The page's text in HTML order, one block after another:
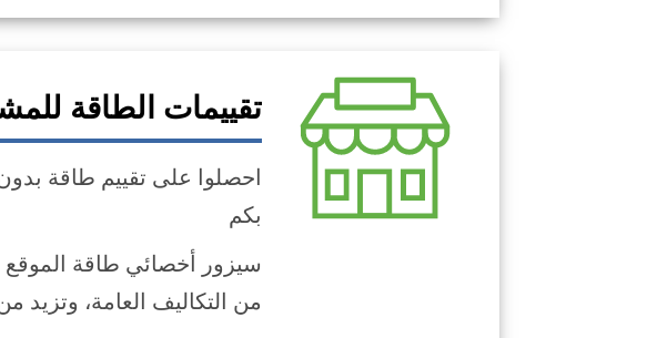
تقييمات الطاقة
احصلوا على تقييم طاقة
بكم
سيزور أخصائي طاقة
من التكاليف العامة،